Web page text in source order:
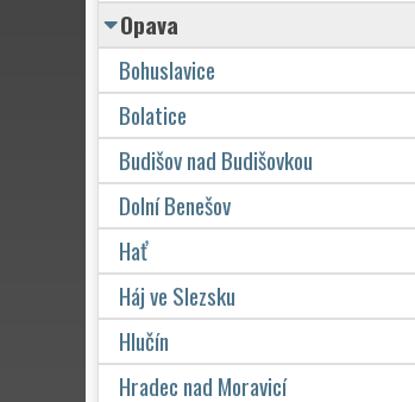
Opava
Bohuslavice
Bolatice
Budišov nad Budišovkou
Dolní Benešov
Hať
Háj ve Slezsku
Hlučín
Hradec nad Moravicí